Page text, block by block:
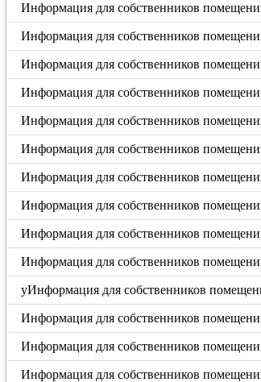
Информация для собственников
Информация для собственников
Информация для собственников
Информация для собственников
Информация для собственников
Информация для собственников
Информация для собственников
Информация для собственников
Информация для собственников
Информация для собственников
уИнформация для собственников
Информация для собственников
Информация для собственников
Информация для собственников